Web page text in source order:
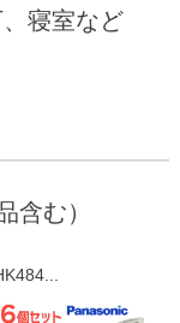
寝室など
含む）